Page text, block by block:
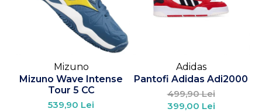
Mizuno
Mizuno Wave Intense
Tour 5 CC
539,90 Lei
Adidas
Pantofi Adidas Adi2000
499,90 Lei
399,00 Lei